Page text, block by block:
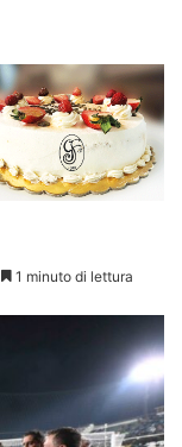
1 minuto di lettura